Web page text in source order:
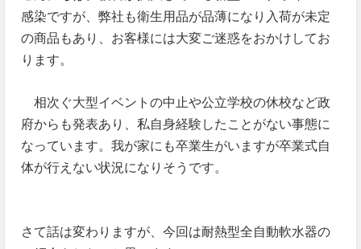
感染ですが、弊社も衛生用品が品薄になり入荷が未定
の商品もあり、お客様には大変ご迷惑をおかけしてお
ります。
相次ぐ大型イベントの中止や公立学校の休校など政
府からも発表あり、私自身経験したことがない事態に
なっています。我が家にも卒業生がいますが卒業式自
体が行えない状況になりそうです。
さて話は変わりますが、今回は耐熱型全自動軟水器の